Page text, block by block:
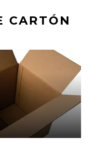
CARTÓN